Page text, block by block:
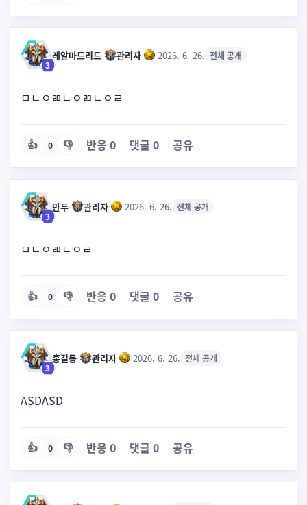
3
레알마드리드· 관리자· ·2026. 6. 26. 전체 공개
ㅁㄴㅇㄻㄴㅇㄻㄴㅇㄹ
👍 0 👎 반응 0 댓글 0 공유
3
만두· 관리자· ·2026. 6. 26. 전체 공개
ㅁㄴㅇㄻㄴㅇㄹ
👍 0 👎 반응 0 댓글 0 공유
3
홍길동· 관리자· ·2026. 6. 26. 전체 공개
ASDASD
👍 0 👎 반응 0 댓글 0 공유